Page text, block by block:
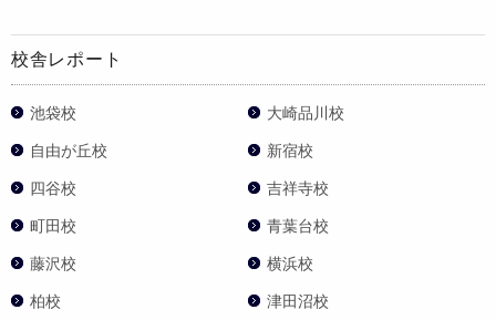
校舎レポート
池袋校 大崎品川校
自由が丘校 新宿校
四谷校 吉祥寺校
町田校 青葉台校
藤沢校 横浜校
柏校 津田沼校